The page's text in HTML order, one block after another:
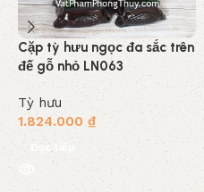
Cặp tỳ hưu ngọc đa sắc trên
đế gỗ nhỏ LN063
Tỳ hưu
1.824.000 ₫
Đọc tiếp